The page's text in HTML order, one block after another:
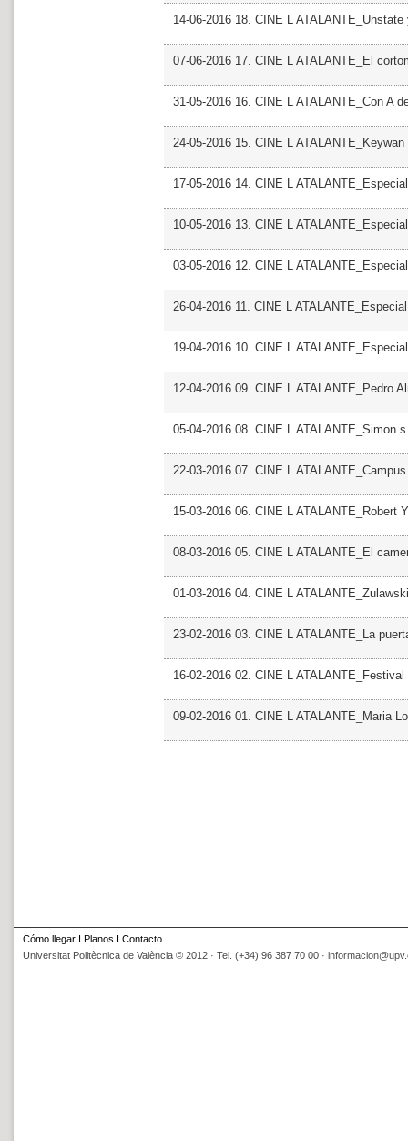
14-06-2016 18. CINE L
07-06-2016 17. CINE L ATALANTE_El
31-05-2016 16. CINE L ATALANTE_Con A
24-05-2016 15. CINE L
17-05-2016 14. CINE L
10-05-2016 13. CINE L
03-05-2016 12. CINE L
26-04-2016 11. CINE L
19-04-2016 10. CINE L
12-04-2016 09. CINE L ATALANTE_Pedro
05-04-2016 08. CINE L ATALANTE_Simon
22-03-2016 07. CINE L
15-03-2016 06. CINE L ATALANTE_Robert
08-03-2016 05. CINE L ATALANTE_El
01-03-2016 04. CINE L ATALANTE_Zulawski
23-02-2016 03. CINE L ATALANTE_La
16-02-2016 02. CINE L
09-02-2016 01. CINE L ATALANTE_Maria
Cómo llegar Planos
Contacto
Universitat Politècnica de València © 2012 · Tel. (+34) 96 387 70 00 ·